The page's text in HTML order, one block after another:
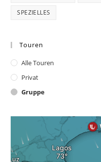
SPEZIELLES
Touren
Alle Touren
Privat
Gruppe